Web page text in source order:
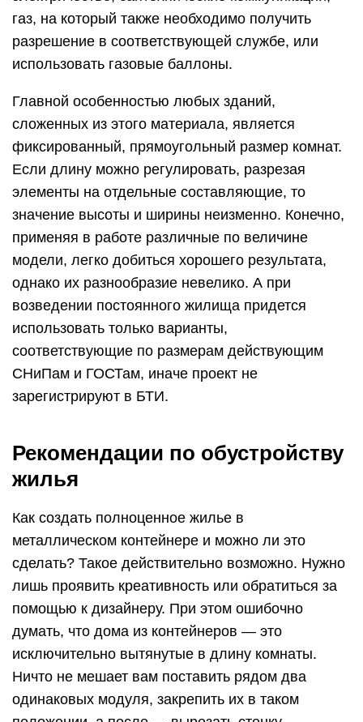
газ, на который также необходимо получить
разрешение в соответствующей службе, или
использовать газовые баллоны.
Главной особенностью любых зданий,
сложенных из этого материала, является
фиксированный, прямоугольный размер комнат.
Если длину можно регулировать, разрезая
элементы на отдельные составляющие, то
значение высоты и ширины неизменно. Конечно,
применяя в работе различные по величине
модели, легко добиться хорошего результата,
однако их разнообразие невелико. А при
возведении постоянного жилища придется
использовать только варианты,
соответствующие по размерам действующим
СНиПам и ГОСТам, иначе проект не
зарегистрируют в БТИ.
Рекомендации по обустройству
жилья
Как создать полноценное жилье в
металлическом контейнере и можно ли это
сделать? Такое действительно возможно. Нужно
лишь проявить креативность или обратиться за
помощью к дизайнеру. При этом ошибочно
думать, что дома из контейнеров — это
исключительно вытянутые в длину комнаты.
Ничто не мешает вам поставить рядом два
одинаковых модуля, закрепить их в таком